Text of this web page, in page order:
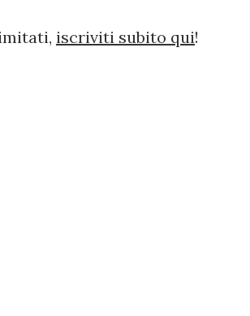
iscriviti subito qui!